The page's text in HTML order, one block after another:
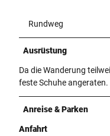
Rundweg
Ausrüstung
Da die Wanderung
feste Schuhe angeraten.
Anreise & Parken
Anfahrt